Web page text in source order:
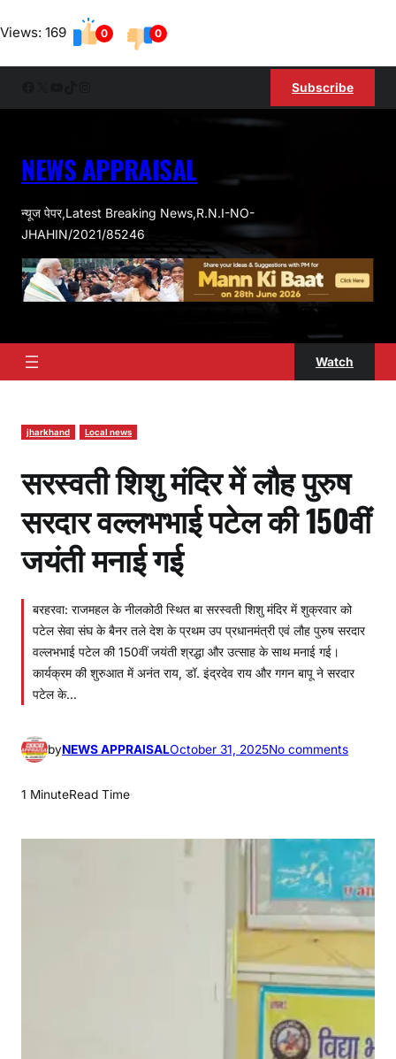
Views: 169 0 0
Subscribe
NEWS APPRAISAL
न्यूज पेपर,Latest Breaking News,R.N.I-NO-
JHAHIN/2021/85246
Watch
jharkhand Local news
सरस्वती शिशु मंदिर में लौह पुरुष
सरदार वल्लभभाई पटेल की 150वीं
जयंती मनाई गई
बरहरवा: राजमहल के नीलकोठी स्थित बा सरस्वती शिशु मंदिर में शुक्रवार को
पटेल सेवा संघ के बैनर तले देश के प्रथम उप प्रधानमंत्री एवं लौह पुरुष सरदार
वल्लभभाई पटेल की 150वीं जयंती श्रद्धा और उत्साह के साथ मनाई गई।
कार्यक्रम की शुरुआत में अनंत राय, डॉ. इंद्रदेव राय और गगन बापू ने सरदार
पटेल के…
byNEWS APPRAISALOctober 31, 2025No commentso
ती
शि
शु
मं
में
लौ
पु
1 MinuteRead Time